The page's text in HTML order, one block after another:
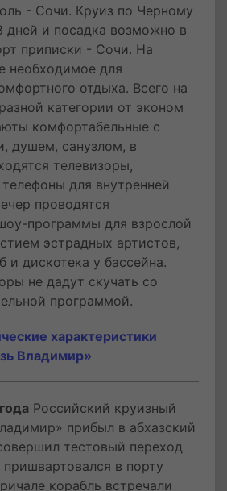
- Сочи. Круиз по Черному
дней и посадка возможно в
приписки - Сочи. На
необходимое для
отдыха. Всего на
категории от эконом
комфортабельные с
душем, санузлом, в
телевизоры,
для внутренней
проводятся
программы для взрослой
эстрадных артистов,
и дискотека у бассейна.
не дадут скучать со
программой.
характеристики
Владимир»
Российский круизный
прибыл в абхазский
тестовый переход
в порту
корабль встречали